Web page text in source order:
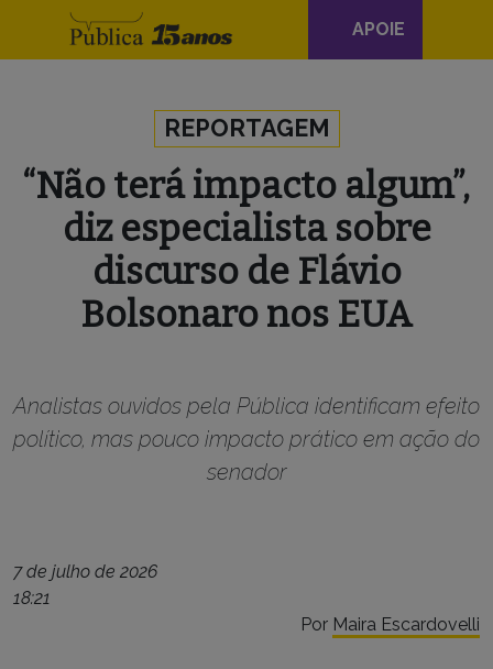
Navegação
principal
APOIE
REPORTAGEM
“Não terá impacto algum”,
diz especialista sobre
discurso de Flávio
Bolsonaro nos EUA
Analistas ouvidos pela Pública identificam efeito
político, mas pouco impacto prático em ação do
senador
7 de julho de 2026
18:21
Por Maira Escardovelli